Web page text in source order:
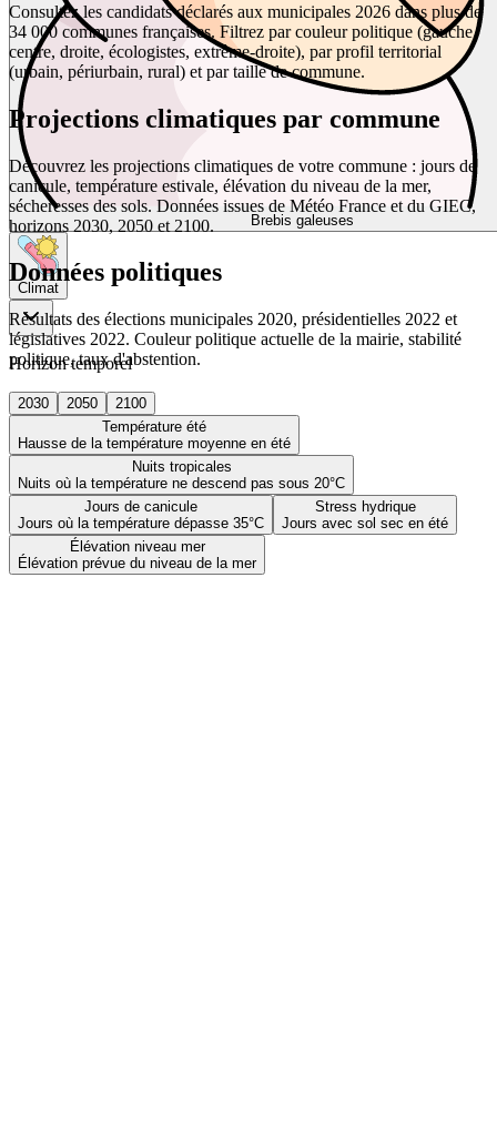
Brebis galeuses
Climat
Horizon temporel
2030 2050
2100
Température été
Hausse de la température moyenne en été
Nuits tropicales
Nuits où la température ne descend pas sous 20°C
Jours de canicule
Jours où la température dépasse 35°C
Stress hydrique
Jours avec sol sec en été
Élévation niveau mer
Élévation prévue du niveau de la mer
Consultez les candidats déclarés aux municipales 2026 dans plus de
34 000 communes françaises. Filtrez par couleur politique (gauche,
centre, droite, écologistes, extrême-droite), par profil territorial
(urbain, périurbain, rural) et par taille de commune.
Projections climatiques par commune
Découvrez les projections climatiques de votre commune : jours de
canicule, température estivale, élévation du niveau de la mer,
sécheresses des sols. Données issues de Météo France et du GIEC,
horizons 2030, 2050 et 2100.
Données politiques
Résultats des élections municipales 2020, présidentielles 2022 et
législatives 2022. Couleur politique actuelle de la mairie, stabilité
politique, taux d'abstention.